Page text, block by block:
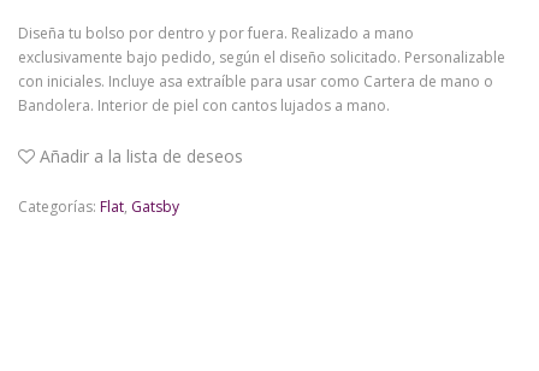
Diseña tu bolso por dentro y por fuera. Realizado a mano
exclusivamente bajo pedido, según el diseño solicitado. Personalizable
con iniciales. Incluye asa extraíble para usar como Cartera de mano o
Bandolera. Interior de piel con cantos lujados a mano.
Añadir a la lista de deseos
Categorías: Flat, Gatsby